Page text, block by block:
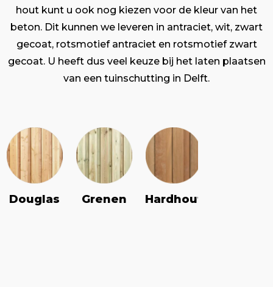
hout kunt u ook nog kiezen voor de kleur van het
beton. Dit kunnen we leveren in antraciet, wit, zwart
gecoat, rotsmotief antraciet en rotsmotief zwart
gecoat. U heeft dus veel keuze bij het laten plaatsen
van een tuinschutting in Delft.
Douglas Grenen Hardhout